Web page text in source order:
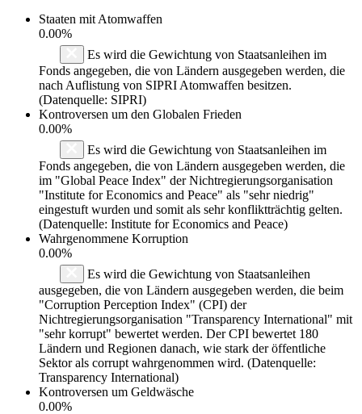
Staaten mit Atomwaffen
0.00%
Es wird die Gewichtung von Staatsanleihen im
Fonds angegeben, die von Ländern ausgegeben werden, die
nach Auflistung von SIPRI Atomwaffen besitzen.
(Datenquelle: SIPRI)
Kontroversen um den Globalen Frieden
0.00%
Es wird die Gewichtung von Staatsanleihen im
Fonds angegeben, die von Ländern ausgegeben werden, die
im "Global Peace Index" der Nichtregierungsorganisation
"Institute for Economics and Peace" als "sehr niedrig"
eingestuft wurden und somit als sehr konfliktträchtig gelten.
(Datenquelle: Institute for Economics and Peace)
Wahrgenommene Korruption
0.00%
Es wird die Gewichtung von Staatsanleihen
ausgegeben, die von Ländern ausgegeben werden, die beim
"Corruption Perception Index" (CPI) der
Nichtregierungsorganisation "Transparency International" mit
"sehr korrupt" bewertet werden. Der CPI bewertet 180
Ländern und Regionen danach, wie stark der öffentliche
Sektor als corrupt wahrgenommen wird. (Datenquelle:
Transparency International)
Kontroversen um Geldwäsche
0.00%